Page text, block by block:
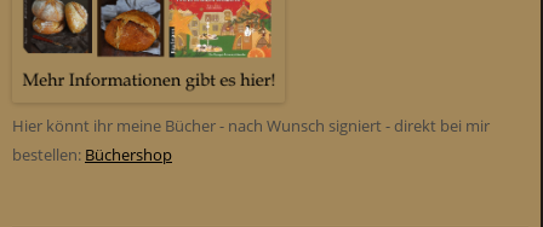
Hier könnt ihr meine Bücher - nach Wunsch signiert - direkt bei mir
bestellen: Büchershop